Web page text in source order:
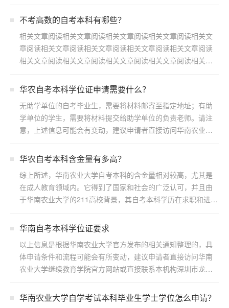
不考高数的自考本科有哪些？
相关文章阅读相关文章阅读相关文章阅读相关文章阅读相关文
章阅读相关文章阅读相关文章阅读相关文章阅读相关文章阅读
相关文章阅读相关文章阅读相关文章阅读相关文章阅读相关文
华农自考本科学位证申请需要什么？
无助学单位的自考毕业生，需要将材料邮寄至指定地址；有助
学单位的学生，需要将材料提交给助学单位的负责老师。请注
意，上述信息可能会有变动，建议申请者直接访问华南农业大
华农自考本科含金量有多高？
综上所述，华南农业大学自考本科的含金量相对较高，尤其是
在成人教育领域内。它得到了国家和社会的广泛认可，并且由
于华南农业大学的211高校背景，其自考本科学历在求职和进一
华南自考本科学位证要求
以上信息是根据华南农业大学官方发布的相关通知整理的，具
体申请条件和流程可能会有所变动，建议申请者直接访问华南
农业大学继续教育学院官方网站或直接联系本机构深圳市龙岗
华南农业大学自学考试本科毕业生学士学位怎么申请？